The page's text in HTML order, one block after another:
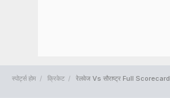
स्पोर्ट्स होम क्रिकेट रेलवेज Vs सौराष्ट्र Full Scorecard